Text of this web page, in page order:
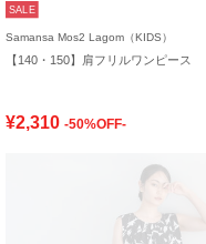
SALE
Samansa Mos2 Lagom（KIDS）
【140・150】肩フリルワンピース
¥2,310 -50%OFF-